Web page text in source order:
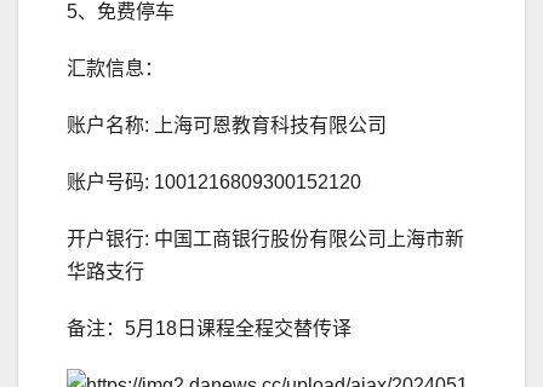
5、免费停车
汇款信息：
账户名称: 上海可恩教育科技有限公司
账户号码: 1001216809300152120
开户银行: 中国工商银行股份有限公司上海市新
华路支行
备注：5月18日课程全程交替传译